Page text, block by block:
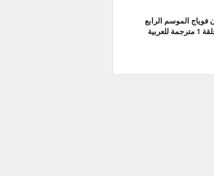
فوياج الموسم الرابع
للعربية